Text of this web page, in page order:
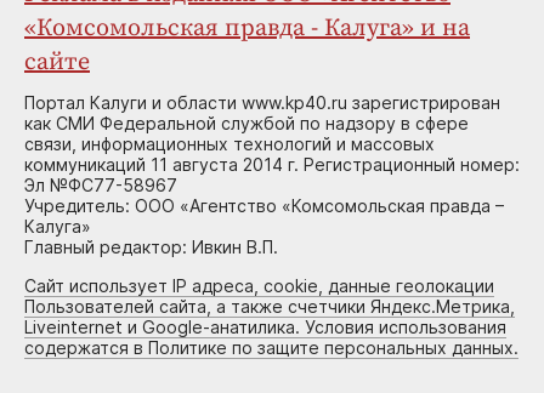
«Комсомольская правда - Калуга» и на
сайте
Портал Калуги и области www.kp40.ru зарегистрирован
как СМИ Федеральной службой по надзору в сфере
связи, информационных технологий и массовых
коммуникаций 11 августа 2014 г. Регистрационный номер:
Эл №ФС77-58967
Учредитель: ООО «Агентство «Комсомольская правда –
Калуга»
Главный редактор: Ивкин В.П.
Сайт использует IP адреса, cookie, данные геолокации
Пользователей сайта, а также счетчики Яндекс.Метрика,
Liveinternet и Google-анатилика. Условия использования
содержатся в Политике по защите персональных данных.